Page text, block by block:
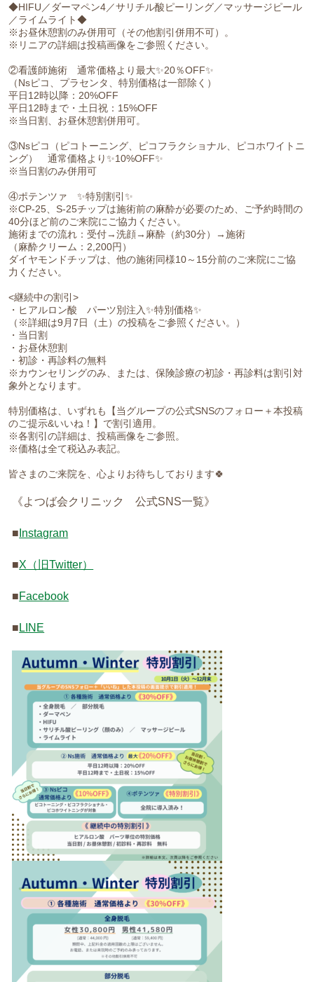
◆HIFU／ダーマペン4／サリチル酸ピーリング／マッサージピール
／ライムライト◆
※お昼休憩割のみ併用可（その他割引併用不可）。
※リニアの詳細は投稿画像をご参照ください。
②看護師施術 通常価格より最大✨20％OFF✨
（Nsピコ、プラセンタ、特別価格は一部除く）
平日12時以降：20%OFF
平日12時まで・土日祝：15%OFF
※当日割、お昼休憩割併用可。
③Nsピコ（ピコトーニング、ピコフラクショナル、ピコホワイトニ
ング） 通常価格より✨10%OFF✨
※当日割のみ併用可
④ポテンツァ ✨特別割引✨
※CP-25、S-25チップは施術前の麻酔が必要のため、ご予約時間の
40分ほど前のご来院にご協力ください。
施術までの流れ：受付→洗顔→麻酔（約30分）→施術
（麻酔クリーム：2,200円）
ダイヤモンドチップは、他の施術同様10～15分前のご来院にご協
力ください。
<継続中の割引>
・ヒアルロン酸 パーツ別注入✨特別価格✨
（※詳細は9月7日（土）の投稿をご参照ください。）
・当日割
・お昼休憩割
・初診・再診料の無料
※カウンセリングのみ、または、保険診療の初診・再診料は割引対
象外となります。
特別価格は、いずれも【当グループの公式SNSのフォロー＋本投稿
のご提示&いいね！】で割引適用。
※各割引の詳細は、投稿画像をご参照。
※価格は全て税込み表記。
皆さまのご来院を、心よりお待ちしております🍀
《よつば会クリニック 公式SNS一覧》
■ Instagram
■X（旧Twitter）
■Facebook
■ LINE